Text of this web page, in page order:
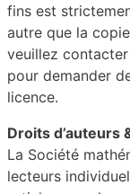
fins est
autre que la
veuillez
pour demander
licence.
Droits d’auteurs
La Société
lecteurs